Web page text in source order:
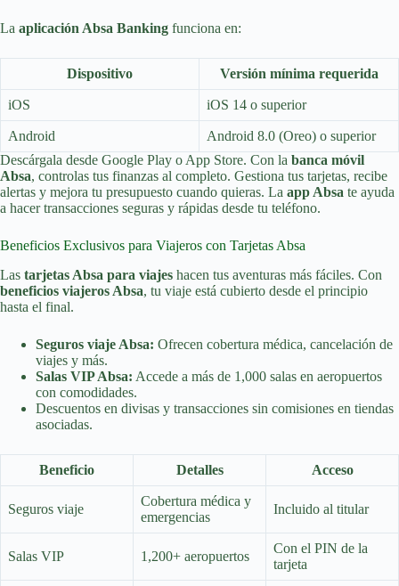
La aplicación Absa Banking funciona en:
Dispositivo Versión mínima requerida
iOS iOS 14 o superior
Android
Android 8.0 (Oreo) o superior
Descárgala desde Google Play o App Store. Con la banca móvil
Absa, controlas tus finanzas al completo. Gestiona tus tarjetas, recibe
alertas y mejora tu presupuesto cuando quieras. La app Absa te ayuda
a hacer transacciones seguras y rápidas desde tu teléfono.
Beneficios Exclusivos para Viajeros con Tarjetas Absa
Las tarjetas Absa para viajes hacen tus aventuras más fáciles. Con
beneficios viajeros Absa, tu viaje está cubierto desde el principio
hasta el final.
Seguros viaje Absa: Ofrecen cobertura médica, cancelación de
viajes y más.
Salas VIP Absa: Accede a más de 1,000 salas en aeropuertos
con comodidades.
Descuentos en divisas y transacciones sin comisiones en tiendas
asociadas.
Beneficio Detalles Acceso
Seguros viaje
Cobertura médica y
emergencias
Incluido al titular
Salas VIP 1,200+ aeropuertos
Con el PIN de la
tarjeta